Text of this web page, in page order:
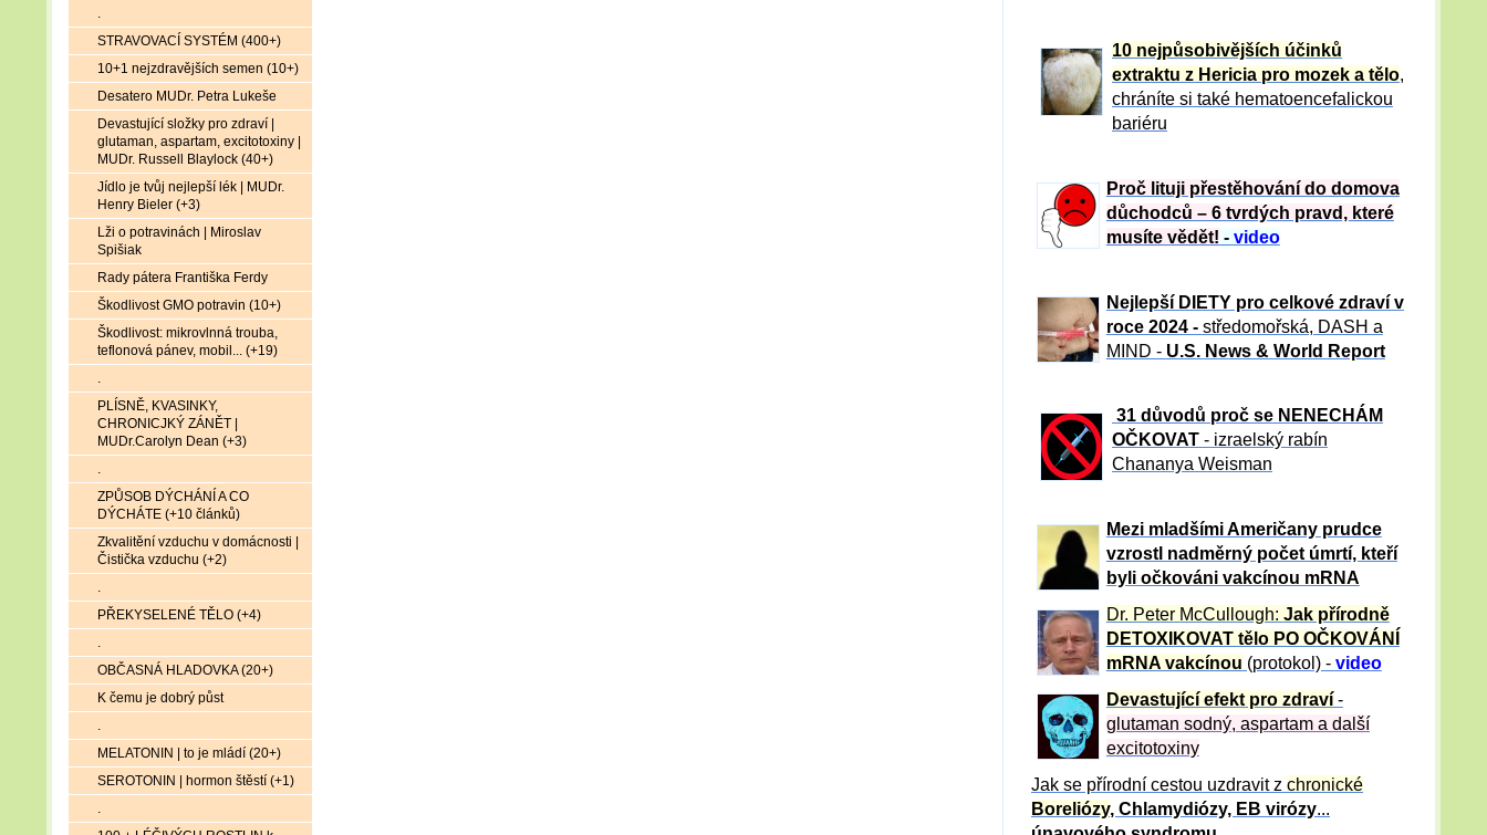
10 nejpůsobivějších účinků
extraktu z Hericia pro mozek a tělo,
chráníte si také hematoencefalickou
bariéru
Proč lituji přestěhování do domova
důchodců – 6 tvrdých pravd, které
musíte vědět! - video
Nejlepší DIETY pro celkové zdraví v
roce 2024 - středomořská, DASH a
MIND - U.S. News & World Report
31 důvod ů proč se NENECHÁM
OČKOVAT - izraelský rabín
Chananya Weisman
Mezi mladšími Američany prudce
vzrostl nadměrný počet úmrtí, kteří
byli očkováni vakcínou mRNA
Dr. Peter McCullough: Jak přírodně
DETOXIKOVAT tělo PO OČKOVÁNÍ
mRNA vakcínou (protokol) - video
Devastující efekt pro zdraví-
glutaman sodný, aspartam a další
excitotoxiny
Jak se přírodní cestou uzdravit z chronické
Boreliózy, Chlamydiózy, EB virózy...
.
STRAVOVACÍ SYSTÉM (400+)
10+1 nejzdravějších semen (10+)
Desatero MUDr. Petra Lukeše
Devastující složky pro zdraví |
glutaman, aspartam, excitotoxiny |
MUDr. Russell Blaylock (40+)
Jídlo je tvůj nejlepší lék | MUDr.
Henry Bieler (+3)
Lži o potravinách | Miroslav
Spišiak
Rady pátera Františka Ferdy
Škodlivost GMO potravin (10+)
Škodlivost: mikrovlnná trouba,
teflonová pánev, mobil... (+19)
.
PLÍSNĚ, KVASINKY,
CHRONICJKÝ ZÁNĚT |
MUDr.Carolyn Dean (+3)
.
ZPŮSOB DÝCHÁNÍ A CO
DÝCHÁTE (+10 článků)
Zkvalitění vzduchu v domácnosti |
Čistička vzduchu (+2)
.
PŘEKYSELENÉ TĚLO (+4)
.
OBČASNÁ HLADOVKA (20+)
K čemu je dobrý půst
.
MELATONIN | to je mládí (20+)
SEROTONIN | hormon štěstí (+1)
.